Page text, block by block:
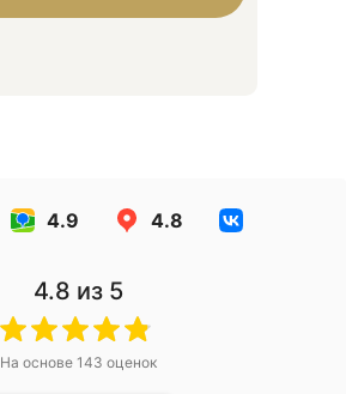
4.9 4.8
4.8 из 5
На основе 143 оценок